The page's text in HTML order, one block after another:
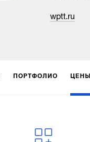
wptt.ru
ПОРТФОЛИО ЦЕНЫ